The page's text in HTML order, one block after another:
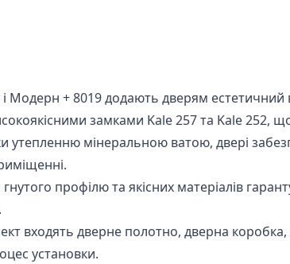
Модерн + 8019 додають дверям естетичний
замками Kale 257 та Kale 252,
утепленню мінеральною ватою, двері
профілю та якісних матеріалів
входять дверне полотно, дверна
установки.